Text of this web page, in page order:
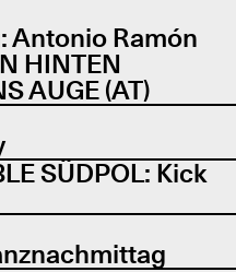
Antonio Ramón
HINTEN
AUGE (AT)
SÜDPOL: Kick